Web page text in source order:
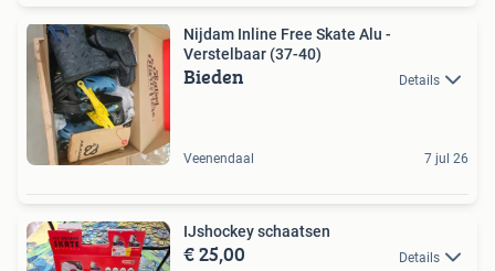
Nijdam Inline Free Skate Alu -
Verstelbaar (37-40)
Bieden Details
Veenendaal 7 jul 26
IJshockey schaatsen
€ 25,00 Details